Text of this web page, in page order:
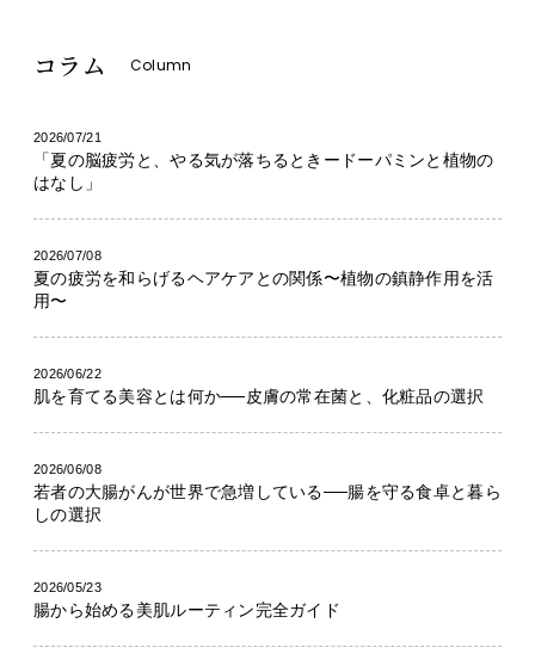
コラム Column
2026/07/21
「夏の脳疲労と、やる気が落ちるときードーパミンと植物の
はなし」
2026/07/08
夏の疲労を和らげるヘアケアとの関係〜植物の鎮静作用を活
用〜
2026/06/22
肌を育てる美容とは何か──皮膚の常在菌と、化粧品の選択
2026/06/08
若者の大腸がんが世界で急増している──腸を守る食卓と暮ら
しの選択
2026/05/23
腸から始める美肌ルーティン完全ガイド